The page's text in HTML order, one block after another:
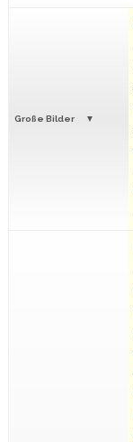
Große Bilder